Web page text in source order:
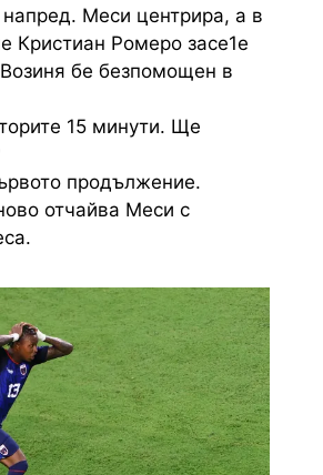
Меси центрира, а в
Кристиан Ромеро засе1е
бе безпомощен в
15 минути. Ще
продължение.
отчайва Меси с